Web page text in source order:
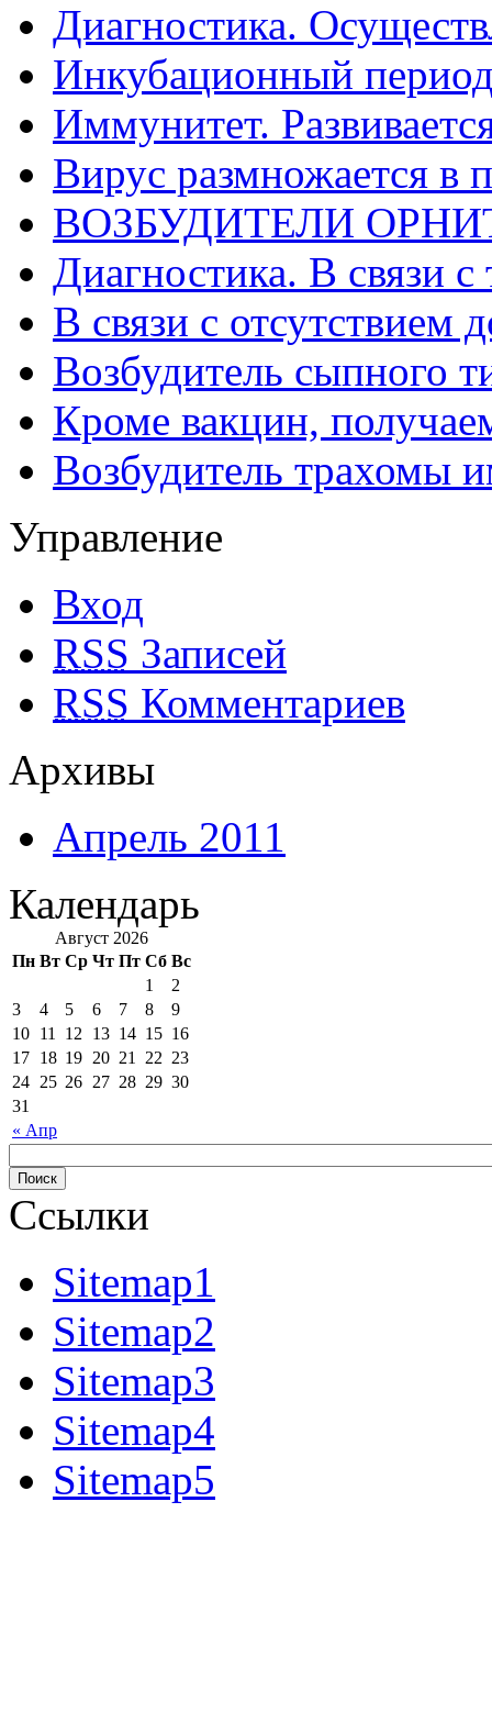
Диагностика.
Инкубационный
Иммунитет.
Вирус размножается в
ВОЗБУДИТЕЛИ
Диагностика. В связи с
В связи с отсутствием
Возбудитель сыпного
Кроме вакцин,
Возбудитель трахомы
Управление
Вход
RSS Записей
RSS Комментариев
Архивы
Апрель 2011
Календарь
Август 2026
Пн Вт Ср Чт Пт Сб Вс
« Апр
1
2
3
4 5 6 7 8
9
10 11 12 13 14 15 16
17 18 19 20 21 22 23
24 25 26 27 28 29 30
31
Ссылки
Sitemap1
Sitemap2
Sitemap3
Sitemap4
Sitemap5